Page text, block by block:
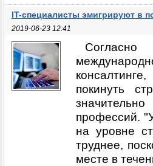
IT-специалисты эмигрируют в
2019-06-23 12:41
покинуть
профессий.
на уровне
труднее,
месте в